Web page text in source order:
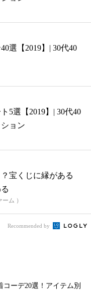
選【2019】| 30代40
5選【2019】| 30代40
ョン
宝くじに縁がある
ム ）
Recommended by
コーデ20選！アイテム別